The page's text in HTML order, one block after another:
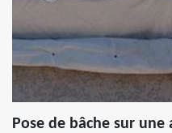
Pose de bâche sur une